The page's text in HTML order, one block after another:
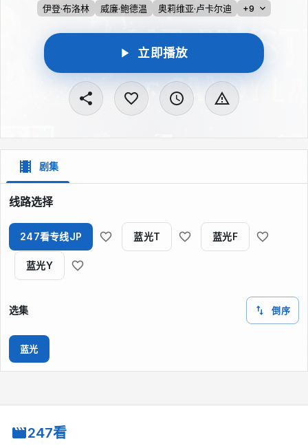
伊登·布洛林 威廉·鲍德温 奥莉维亚·卢卡尔迪 +9
立即播放
剧集
线路选择
247看专线JP 蓝光T 蓝光F
蓝光Y
选集 倒序
蓝光
247看